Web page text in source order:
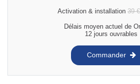
Activation & installation 39€
Délais moyen actuel de
12 jours ouvrables
Commander